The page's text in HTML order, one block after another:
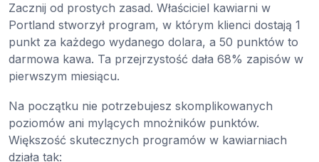
Zacznij od prostych zasad. Właściciel kawiarni w
Portland stworzył program, w którym klienci dostają 1
punkt za każdego wydanego dolara, a 50 punktów to
darmowa kawa. Ta przejrzystość dała 68% zapisów w
pierwszym miesiącu.
Na początku nie potrzebujesz skomplikowanych
poziomów ani mylących mnożników punktów.
Większość skutecznych programów w kawiarniach
działa tak: